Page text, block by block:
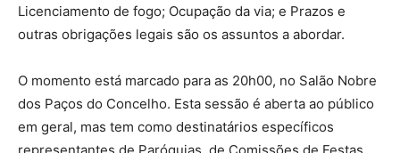
Licenciamento de fogo; Ocupação da via; e Prazos e
outras obrigações legais são os assuntos a abordar.
O momento está marcado para as 20h00, no Salão Nobre
dos Paços do Concelho. Esta sessão é aberta ao público
em geral, mas tem como destinatários específicos
representantes de Paróquias, de Comissões de Festas,